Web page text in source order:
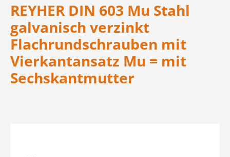
REYHER DIN 603 Mu Stahl
galvanisch verzinkt
Flachrundschrauben mit
Vierkantansatz Mu = mit
Sechskantmutter